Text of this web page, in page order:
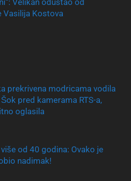
Vasilija Kostova
prekrivena modricama vodila
pred kamerama RTS-a,
oglasila
od 40 godina: Ovako je
nadimak!